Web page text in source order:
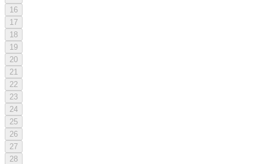
16
17
18
19
20
21
22
23
24
25
26
27
28